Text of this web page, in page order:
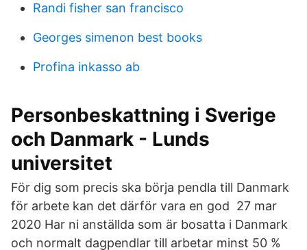
Randi fisher san francisco
Georges simenon best books
Profina inkasso ab
Personbeskattning i Sverige
och Danmark - Lunds
universitet
För dig som precis ska börja pendla till Danmark
för arbete kan det därför vara en god 27 mar
2020 Har ni anställda som är bosatta i Danmark
och normalt dagpendlar till arbetar minst 50 %